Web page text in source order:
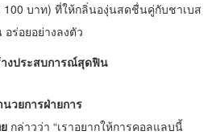
100 บาท) ที่ให้กลิ่นองุ่นสดชื่นคู่กับชาเบส
ร่อยอย่างลงตัว
างประสบการณ์สุดฟิน
ยการฝ่ายการ
กล่าวว่า “เราอยากให้การคอลแลบนี้